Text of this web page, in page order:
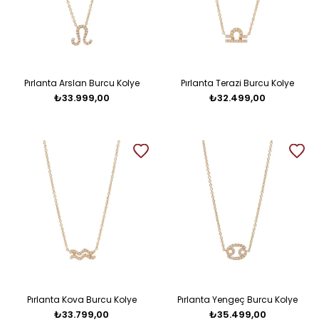
Pırlanta Arslan Burcu Kolye
₺33.999,00
Pırlanta Terazi Burcu Kolye
₺32.499,00
Pırlanta Kova Burcu Kolye
₺33.799,00
Pırlanta Yengeç Burcu Kolye
₺35.499,00